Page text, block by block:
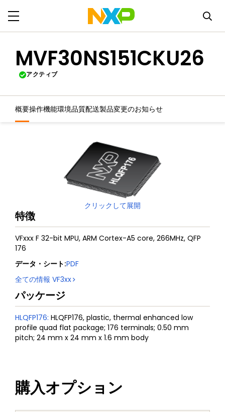
MVF30NS151CKU26
アクティブ
概要操作機能環境品質配送製品変更のお知らせ
クリックして展開
特徴
VFxxx F 32-bit MPU, ARM Cortex-A5 core, 266MHz, QFP
176
データ・シート:PDF
全ての情報 VF3xx
パッケージ
HLQFP176: HLQFP176, plastic, thermal enhanced low
profile quad flat package; 176 terminals; 0.50 mm
pitch; 24 mm x 24 mm x 1.6 mm body
購入オプション